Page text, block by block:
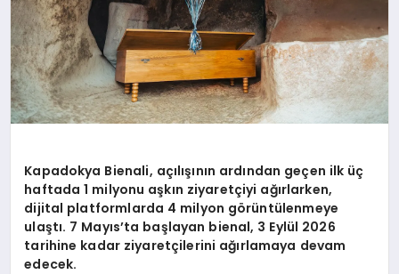
Kapadokya Bienali, açılışının ardından geçen ilk üç
haftada 1 milyonu aşkın ziyaretçiyi ağırlarken,
dijital platformlarda 4 milyon görüntülenmeye
ulaştı. 7 Mayıs’ta başlayan bienal, 3 Eylül 2026
tarihine kadar ziyaretçilerini ağırlamaya devam
edecek.